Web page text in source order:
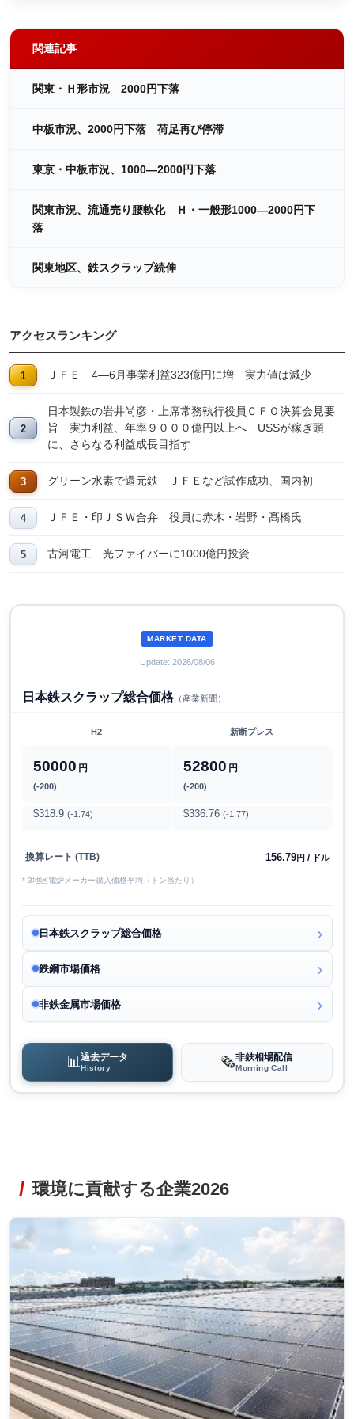
関連記事
関東・Ｈ形市況 2000円下落
中板市況、2000円下落 荷足再び停滞
東京・中板市況、1000―2000円下落
関東市況、流通売り腰軟化 Ｈ・一般形1000―2000円下
落
関東地区、鉄スクラップ続伸
アクセスランキング
ＪＦＥ 4―6月事業利益323億円に増 実力値は減少
日本製鉄の岩井尚彦・上席常務執行役員ＣＦＯ決算会見要
旨 実力利益、年率９０００億円以上へ USSが稼ぎ頭
に、さらなる利益成長目指す
グリーン水素で還元鉄 ＪＦＥなど試作成功、国内初
ＪＦＥ・印ＪＳＷ合弁 役員に赤木・岩野・髙橋氏
古河電工 光ファイバーに1000億円投資
MARKET DATA
Update: 2026/08/06
日本鉄スクラップ総合価格（産業新聞）
H2 新断プレス
50000 円
(-200)
52800 円
(-200)
$318.9 (-1.74) $336.76 (-1.77)
換算レート (TTB) 156.79円 / ドル
* 3地区電炉メーカー購入価格平均（トン当たり）
日本鉄スクラップ総合価格
鉄鋼市場価格
非鉄金属市場価格
📊過去データ
History 🗞️非鉄相場配信
Morning Call
環境に貢献する企業2026